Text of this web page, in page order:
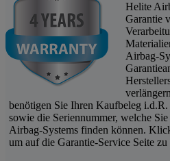
Helite
Garantie
Airbag-
benötigen Sie Ihren Kaufbeleg
sowie die Seriennummer, welche
Airbag-Systems finden können.
um auf die Garantie-Service Seite zu